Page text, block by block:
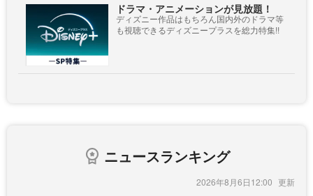
ドラマ・アニメーションが見放題！
ディズニー作品はもちろん国内外のドラマ等
も視聴できるディズニープラスを総力特集!!
ニュースランキング
2026年8月6日12:00